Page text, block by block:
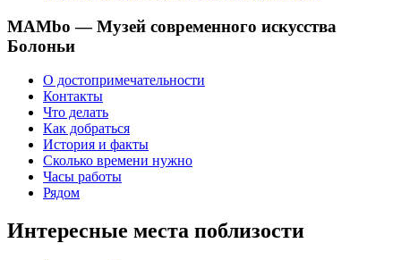
MAMbo — Музей современного искусства
Болоньи
О достопримечательности
Контакты
Что делать
Как добраться
История и факты
Сколько времени нужно
Часы работы
Рядом
Интересные места поблизости